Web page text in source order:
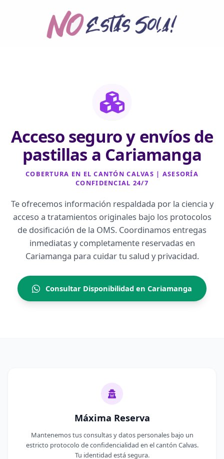
Acceso seguro y envíos de
pastillas a Cariamanga
COBERTURA EN EL CANTÓN CALVAS | ASESORÍA
CONFIDENCIAL 24/7
Te ofrecemos información respaldada por la ciencia y
acceso a tratamientos originales bajo los protocolos
de dosificación de la OMS. Coordinamos entregas
inmediatas y completamente reservadas en
Cariamanga para cuidar tu salud y privacidad.
Consultar Disponibilidad en Cariamanga
Máxima Reserva
Mantenemos tus consultas y datos personales bajo un
estricto protocolo de confidencialidad en el cantón Calvas.
Tu identidad está segura.